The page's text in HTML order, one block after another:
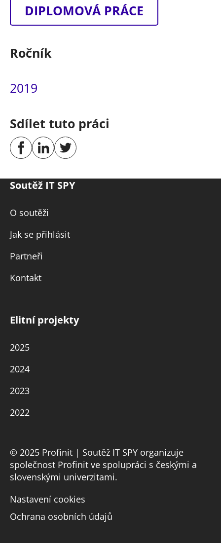
DIPLOMOVÁ PRÁCE
Ročník
2019
Sdílet tuto práci
Soutěž IT SPY
O soutěži
Jak se přihlásit
Partneři
Kontakt
Elitní projekty
2025
2024
2023
2022
© 2025 Profinit | Soutěž IT SPY organizuje
společnost Profinit ve spolupráci s českými a
slovenskými univerzitami.
Nastavení cookies
Ochrana osobních údajů